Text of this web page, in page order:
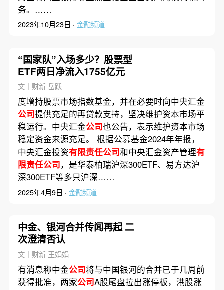
务。……
2023年10月23日 · 金融频道
“国家队”入场多少？股票型
ETF两日净流入1755亿元
文｜财新 岳跃
度增持股票市场指数基金，并在必要时向中央汇金
公司提供充足的再贷款支持，坚决维护资本市场平
稳运行。中央汇金公司也公告，表示维护资本市场
稳定资金来源充足。 根据公募基金2024年年报，
中央汇金投资有限责任公司和中央汇金资产管理有
限责任公司，是华泰柏瑞沪深300ETF、易方达沪
深300ETF等多只沪深……
2025年4月9日 · 金融频道
中金、银河合并传闻再起 二
次澄清否认
文｜财新 王娟娟
有消息称中金公司将与中国银河的合并已于几周前
获得批准，两家公司A股尾盘拉出涨停板，港股涨